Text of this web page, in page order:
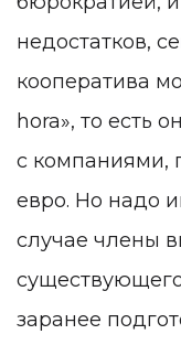
недостатков,
кооператива
hora», то есть
с компаниями,
евро. Но надо
случае члены
заранее